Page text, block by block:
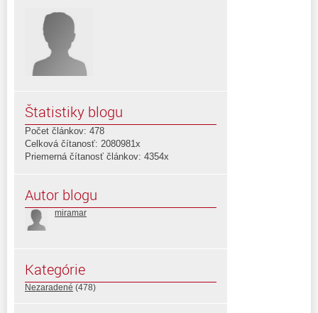
Štatistiky blogu
Počet článkov: 478
Celková čítanosť: 2080981x
Priemerná čítanosť článkov: 4354x
Autor blogu
miramar
Kategórie
Nezaradené (478)